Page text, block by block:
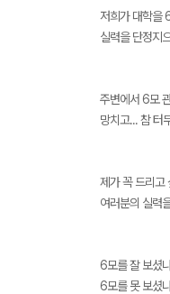
저희가 대학을
실력을 단정지
주변에서 6모
망치고... 참 터
제가 꼭 드리고
여러분의 실력
6모를 잘 보셨
6모를 못 보셨